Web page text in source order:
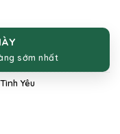
sớm nhất
Yêu